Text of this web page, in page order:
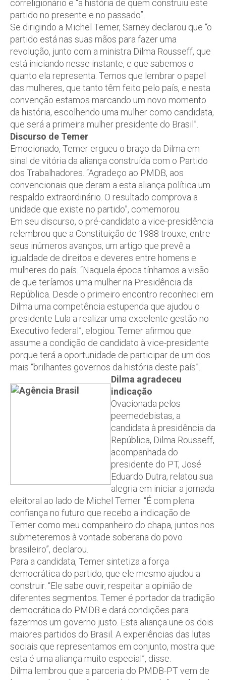
correligionário e “a história de quem construiu este
partido no presente e no passado”.
Se dirigindo a Michel Temer, Sarney declarou que “o
partido está nas suas mãos para fazer uma
revolução, junto com a ministra Dilma Rousseff, que
está iniciando nesse instante, e que sabemos o
quanto ela representa. Temos que lembrar o papel
das mulheres, que tanto têm feito pelo país, e nesta
convenção estamos marcando um novo momento
da história, escolhendo uma mulher como candidata,
que será a primeira mulher presidente do Brasil”.
Discurso de Temer
Emocionado, Temer ergueu o braço da Dilma em
sinal de vitória da aliança construída com o Partido
dos Trabalhadores. “Agradeço ao PMDB, aos
convencionais que deram a esta aliança política um
respaldo extraordinário. O resultado comprova a
unidade que existe no partido”, comemorou.
Em seu discurso, o pré-candidato a vice-presidência
relembrou que a Constituição de 1988 trouxe, entre
seus inúmeros avanços, um artigo que prevê a
igualdade de direitos e deveres entre homens e
mulheres do país. “Naquela época tínhamos a visão
de que teríamos uma mulher na Presidência da
República. Desde o primeiro encontro reconheci em
Dilma uma competência estupenda que ajudou o
presidente Lula a realizar uma excelente gestão no
Executivo federal”, elogiou. Temer afirmou que
assume a condição de candidato à vice-presidente
porque terá a oportunidade de participar de um dos
mais “brilhantes governos da história deste país”.
Dilma agradeceu
indicação
Ovacionada pelos
peemedebistas, a
candidata à presidência da
República, Dilma Rousseff,
acompanhada do
presidente do PT, José
Eduardo Dutra, relatou sua
alegria em iniciar a jornada
eleitoral ao lado de Michel Temer. “É com plena
confiança no futuro que recebo a indicação de
Temer como meu companheiro do chapa, juntos nos
submeteremos à vontade soberana do povo
brasileiro”, declarou.
Para a candidata, Temer sintetiza a força
democrática do partido, que ele mesmo ajudou a
construir. “Ele sabe ouvir, respeitar a opinião de
diferentes segmentos. Temer é portador da tradição
democrática do PMDB e dará condições para
fazermos um governo justo. Esta aliança une os dois
maiores partidos do Brasil. A experiências das lutas
sociais que representamos em conjunto, mostra que
esta é uma aliança muito especial”, disse.
Dilma lembrou que a parceria do PMDB-PT vem de